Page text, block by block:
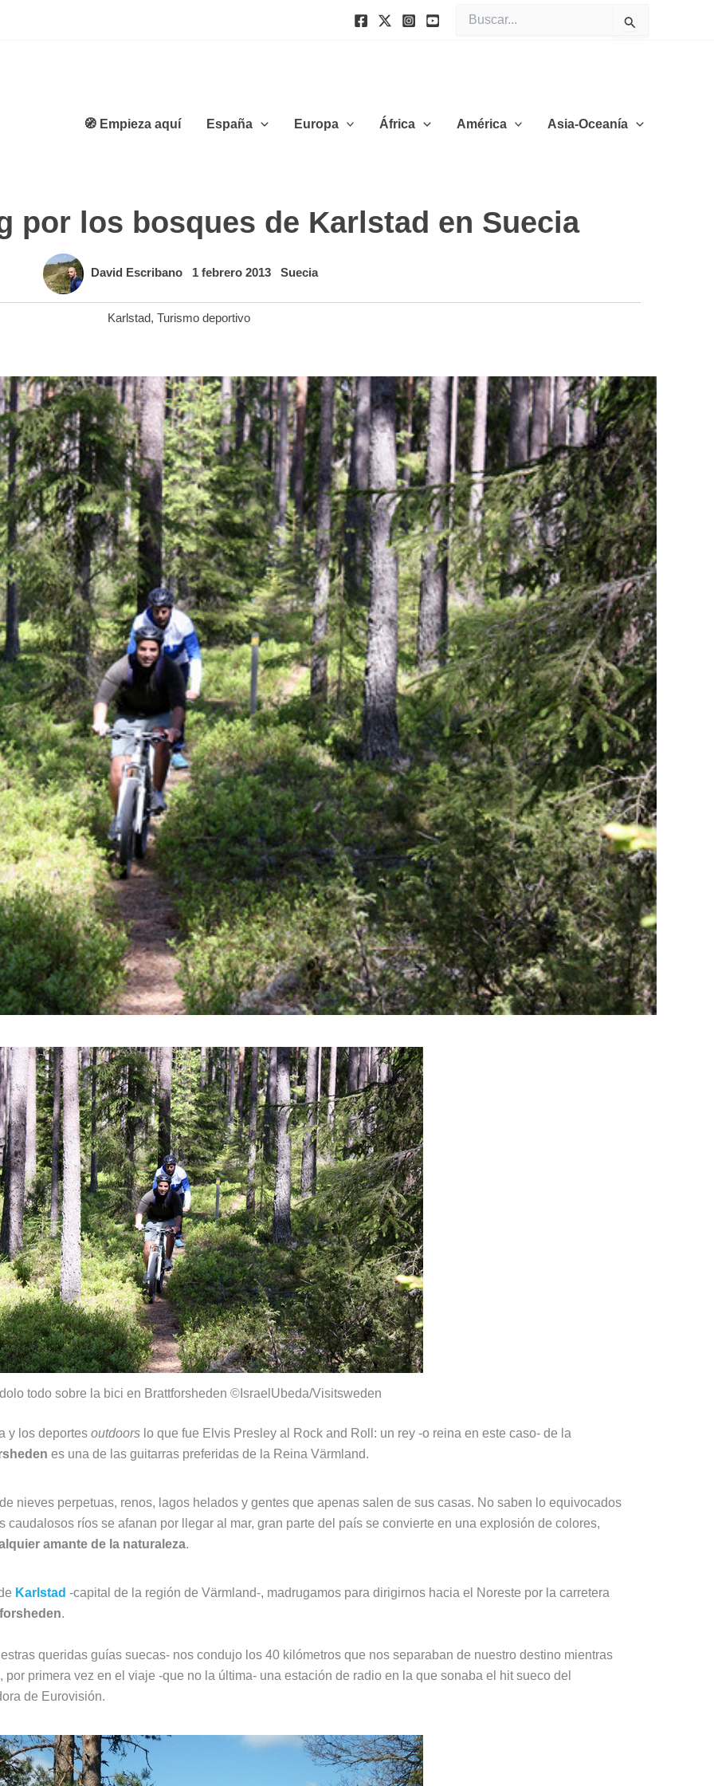
por:
🧭 Empieza aquí España Europa África América Asia-Oceanía
por los bosques de Karlstad en Suecia
David Escribano 1 febrero 2013 Suecia
Karlstad, Turismo deportivo
todo sobre la bici en Brattforsheden ©IsraelUbeda/Visitsweden
y los deportes outdoors lo que fue Elvis Presley al Rock and Roll: un rey -o reina en este caso- de la
es una de las guitarras preferidas de la Reina Värmland.
nieves perpetuas, renos, lagos helados y gentes que apenas salen de sus casas. No saben lo equivocados
ríos se afanan por llegar al mar, gran parte del país se convierte en una explosión de colores,
amante de la naturaleza.
Karlstad -capital de la región de Värmland-, madrugamos para dirigirnos hacia el Noreste por la carretera
.
queridas guías suecas- nos condujo los 40 kilómetros que nos separaban de nuestro destino mientras
primera vez en el viaje -que no la última- una estación de radio en la que sonaba el hit sueco del
de Eurovisión.